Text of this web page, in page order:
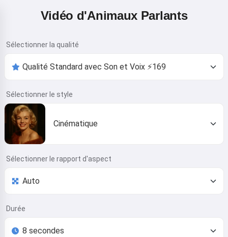
Vidéo d'Animaux Parlants
Sélectionner la qualité
Sélectionner le style
Cinématique
Sélectionner le rapport d'aspect
Durée